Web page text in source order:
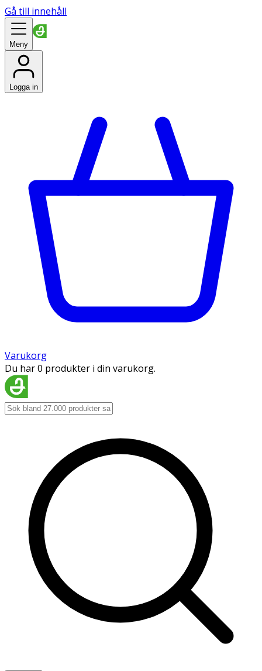
Gå till innehåll
Meny
Logga in
Varukorg
Du har 0 produkter i din varukorg.